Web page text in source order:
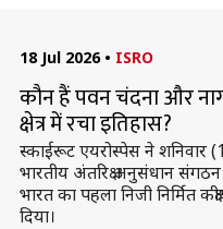
18 Jul 2026 • ISRO
कौन हैं पवन चंदना और
क्षेत्र में रचा इतिहास?
स्काईरूट एयरोस्पेस ने शनिवार
भारतीय अंतरिक्ष अनुसंधान
भारत का पहला निजी निर्मित
दिया।